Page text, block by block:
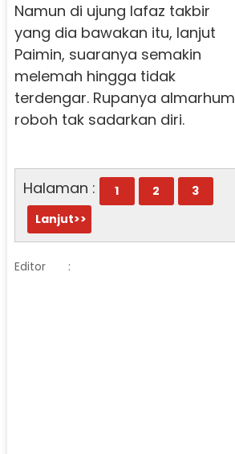
Namun di ujung lafaz takbir
yang dia bawakan itu, lanjut
Paimin, suaranya semakin
melemah hingga tidak
terdengar. Rupanya almarhum
roboh tak sadarkan diri.
Halaman : 1 2
3
Lanjut>>
Editor :